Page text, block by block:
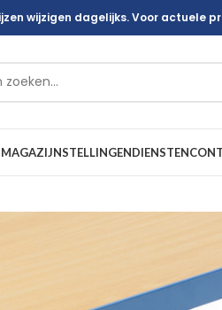
wijzigen dagelijks. Voor actuele
MAGAZIJNSTELLINGENDIENSTEN